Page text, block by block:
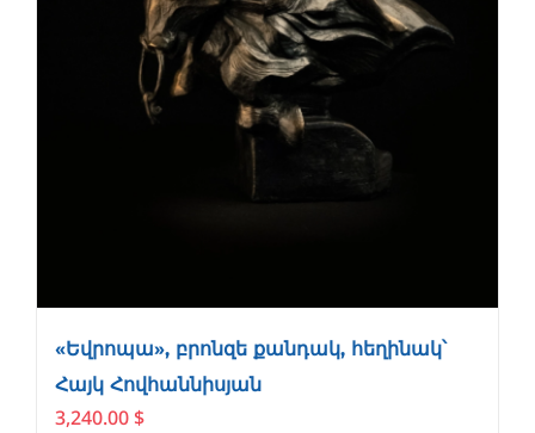
«Եվրոպա», բրոնզե քանդակ, հեղինակ՝
Հայկ Հովհաննիսյան
3,240.00 $